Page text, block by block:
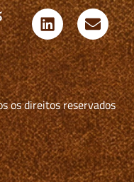
os direitos reservados